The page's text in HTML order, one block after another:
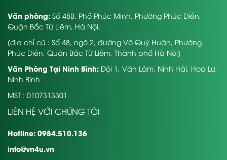
Văn phòng: Số 48B, Phố Phúc Minh, Phường Phúc Diễn,
Quận Bắc Từ Liêm, Hà Nội.
(địa chỉ cũ : Số 48, ngõ 2, đường Võ Quý Huân, Phường
Phúc Diễn, Quận Bắc Từ Liêm, Thành phố Hà Nội)
Văn Phòng Tại Ninh Bình: Đội 1, Văn Lâm, Ninh Hải, Hoa Lư,
Ninh Bình
MST : 0107313301
LIÊN HỆ VỚI CHÚNG TÔI
Hotline: 0984.510.136
info@vn4u.vn